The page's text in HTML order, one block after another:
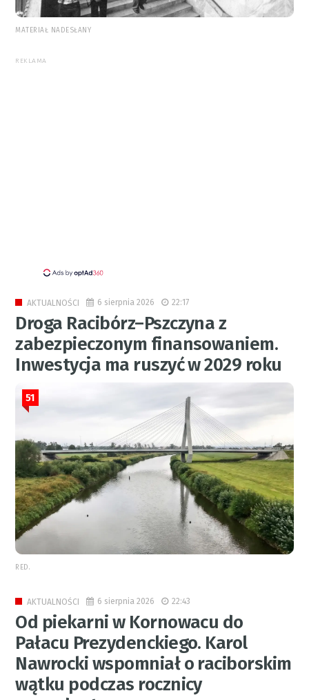
MATERIAŁ NADESŁANY
REKLAMA
AKTUALNOŚCI 6 sierpnia 2026 22:17
Droga Racibórz–Pszczyna z
zabezpieczonym finansowaniem.
Inwestycja ma ruszyć w 2029 roku
51
RED.
AKTUALNOŚCI 6 sierpnia 2026 22:43
Od piekarni w Kornowacu do
Pałacu Prezydenckiego. Karol
Nawrocki wspomniał o raciborskim
wątku podczas rocznicy